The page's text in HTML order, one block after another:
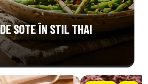
SOTE ÎN STIL THAI